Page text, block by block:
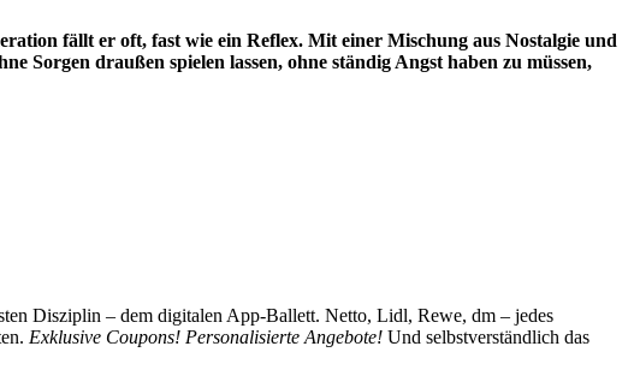
fällt er oft, fast wie ein Reflex. Mit einer Mischung aus Nostalgie und
Sorgen draußen spielen lassen, ohne ständig Angst haben zu müssen,
Disziplin – dem digitalen App-Ballett. Netto, Lidl, Rewe, dm – jedes
Exklusive Coupons! Personalisierte Angebote! Und selbstverständlich das